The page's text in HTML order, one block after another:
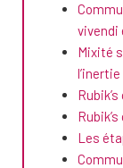
vivendi
Mixité
l’inertie
Les